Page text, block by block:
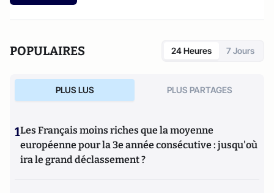
POPULAIRES 24 Heures 7 Jours
PLUS LUS PLUS PARTAGES
1Les Français moins riches que la moyenne
européenne pour la 3e année consécutive : jusqu'où
ira le grand déclassement ?